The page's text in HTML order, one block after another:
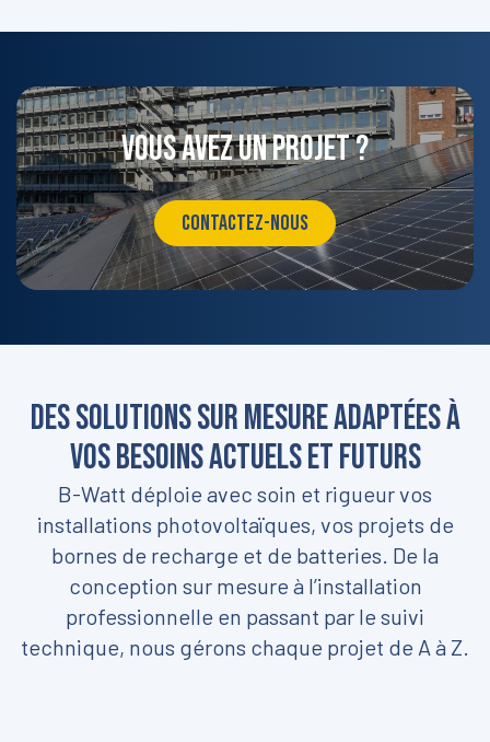
Vous avez un projet ?
CONTACTEZ-NOUS
Des solutions sur mesure adaptées à
vos besoins actuels et futurs
B-Watt déploie avec soin et rigueur vos
installations photovoltaïques, vos projets de
bornes de recharge et de batteries. De la
conception sur mesure à l’installation
professionnelle en passant par le suivi
technique, nous gérons chaque projet de A à Z.